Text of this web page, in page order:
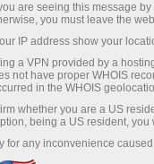
09
1.0349
50%
are seeing this message
you must leave the
IP address show your
a VPN provided by a
not have proper WHOIS
in the WHOIS
whether you are a US
being a US resident,
for any inconvenience